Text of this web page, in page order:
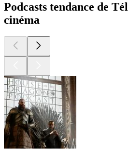
Podcasts tendance de
cinéma